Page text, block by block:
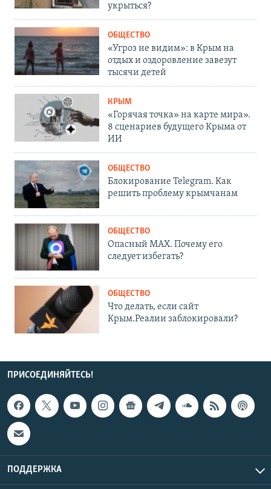
укрыться?
ОБЩЕСТВО
«Угроз не видим»: в Крым на
отдых и оздоровление завезут
тысячи детей
КРЫМ
«Горячая точка» на карте мира».
8 сценариев будущего Крыма от
ИИ
ОБЩЕСТВО
Блокирование Telegram. Как
решить проблему крымчанам
ОБЩЕСТВО
Опасный MAX. Почему его
следует избегать?
ОБЩЕСТВО
Что делать, если сайт
Крым.Реалии заблокировали?
ПРИСОЕДИНЯЙТЕСЬ!
ПОДДЕРЖКА